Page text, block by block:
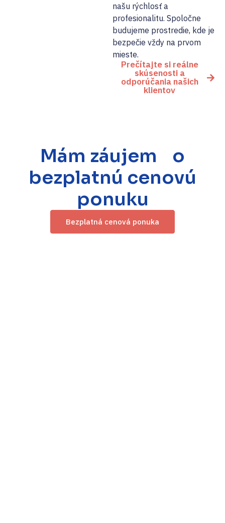
našu rýchlosť a
profesionalitu. Spoločne
budujeme prostredie, kde je
bezpečie vždy na prvom
mieste.
Prečítajte si reálne
skúsenosti a
odporúčania našich
klientov
Mám záujem o
bezplatnú cenovú
ponuku
Bezplatná cenová ponuka